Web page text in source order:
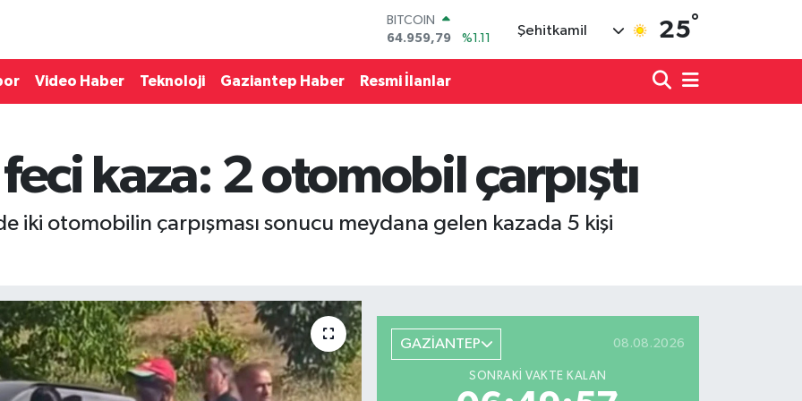
64.959,79
DOLAR
EURO
55,2510
%0.32
STERLİN
%0.03
BİST100
13.779
Şehitkamil 25°
Video Haber Teknoloji Gaziantep Haber Resmi İlanlar
kaza: 2 otomobil çarpıştı
iki otomobilin çarpışması sonucu meydana gelen kazada 5 kişi
GAZİANTEP 08.08.2026
SONRAKI VAKTE KALAN